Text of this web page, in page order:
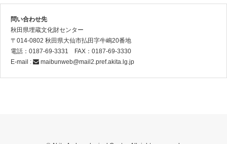
問い合わせ先
秋田県埋蔵文化財センター
〒014-0802 秋田県大仙市払田字牛嶋20番地
電話：0187-69-3331 FAX：0187-69-3330
E-mail :
maibunweb@mail2.pref.akita.lg.jp